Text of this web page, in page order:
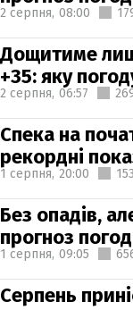
2 серпня, 08:00
Дощитиме
+35: яку
2 серпня, 06:57
Спека на
рекордні
1 серпня, 20:00
Без опадів,
прогноз
1 серпня, 09:05
Серпень